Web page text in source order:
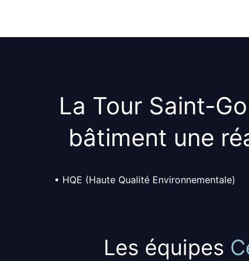
La Tour Saint-
bâtiment une
• HQE (Haute Qualité Environnementale)
Les équipes